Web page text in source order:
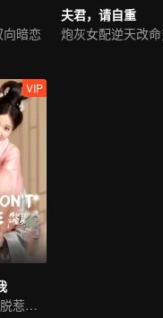
暗恋
夫君，请自重
VIP
冷宫“钉子户”欢脱惹人爱